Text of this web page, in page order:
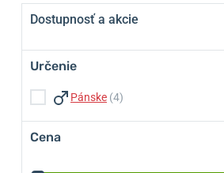
Dostupnosť a akcie
Určenie
Pánske (4)
Cena